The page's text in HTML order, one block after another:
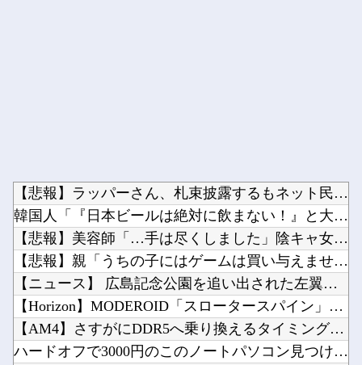
【悲報】ラッパーさん、札束披露するもネット民から新社会人の初...
韓国人「『日本ビールは絶対に飲まない！』と大騒ぎしていた時代...
【悲報】美容師「…手は尽くしました」陰キャ女さん「…ﾋｭｯ」...
【悲報】親「うちの子にはゲームは買い与えません。本だけで十分...
【ニュース】 広島記念公園を追い出された左翼さん、流石にキモ...
【Horizon】MODEROID「スロータースパイン」プラ...
【AM4】さすがにDDR5へ乗り換えるタイミング逃し感が半端...
ハードオフで3000円のこのノートパソコン見つけたんだけどど...